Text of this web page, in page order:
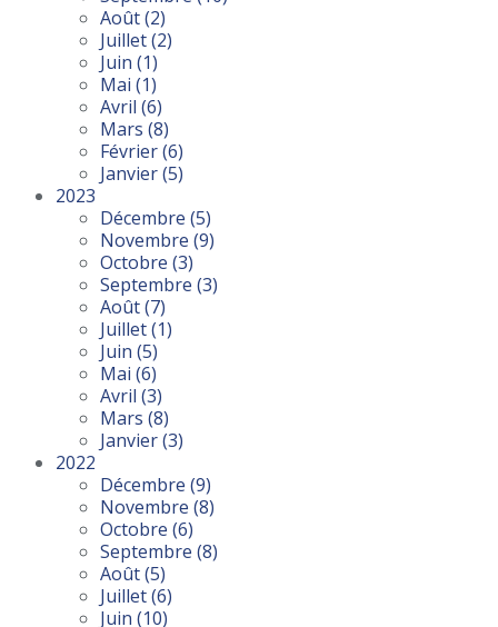
Août(2)
Juillet(2)
Juin (1)
Mai (1)
Avril (6)
Mars (8)
Février(6)
Janvier(5)
2023
Décembre (5)
Novembre (9)
Octobre (3)
Septembre (3)
Août(7)
Juillet(1)
Juin (5)
Mai (6)
Avril (3)
Mars (8)
Janvier(3)
2022
Décembre (9)
Novembre (8)
Octobre (6)
Septembre (8)
Août(5)
Juillet(6)
Juin (10)